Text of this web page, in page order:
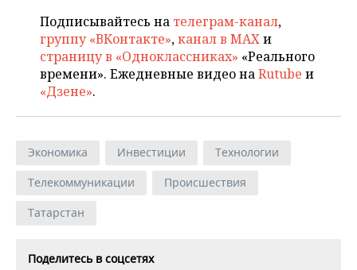
Подписывайтесь на телеграм-канал,
группу «ВКонтакте»,канал в MAXи
страницу в «Одноклассниках» «Реального
времени». Ежедневные видео наRutube и
«Дзене».
Экономика Инвестиции
Технологии
Телекоммуникации
Происшествия
Татарстан
Поделитесь в соцсетях